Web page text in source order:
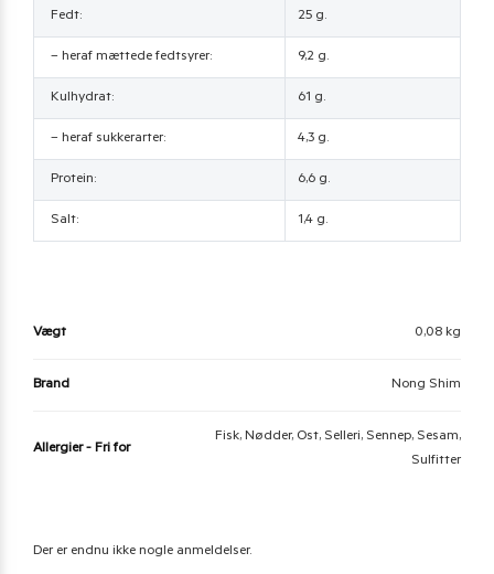
Fedt: 25 g.
– heraf mættede fedtsyrer: 9,2 g.
Kulhydrat: 61 g.
– heraf sukkerarter: 4,3 g.
Protein: 6,6 g.
Salt: 1,4 g.
Vægt 0,08 kg
Brand Nong Shim
Allergier - Fri for
Fisk, Nødder, Ost, Selleri, Sennep, Sesam,
Sulfitter
Der er endnu ikke nogle anmeldelser.